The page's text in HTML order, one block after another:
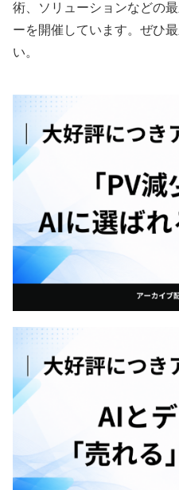
術、ソリューションなどの
ーを開催しています。ぜひ
い。